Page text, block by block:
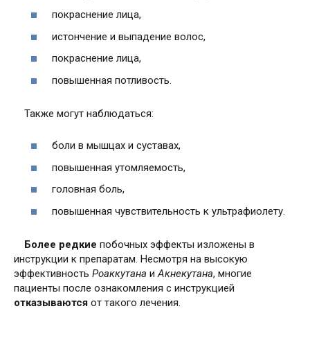
покраснение лица,
истончение и выпадение волос,
покраснение лица,
повышенная потливость.
Также могут наблюдаться:
боли в мышцах и суставах,
повышенная утомляемость,
головная боль,
повышенная чувствительность к ультрафиолету.
Более редкие побочных эффекты изложены в
инструкции к препаратам. Несмотря на высокую
эффективность Роаккутана и Акнекутана, многие
пациенты после ознакомления с инструкцией
отказываются от такого лечения.